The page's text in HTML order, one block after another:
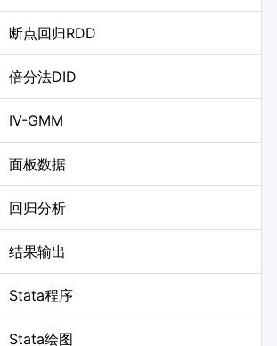
断点回归RDD
倍分法DID
IV-GMM
面板数据
回归分析
结果输出
Stata程序
Stata绘图